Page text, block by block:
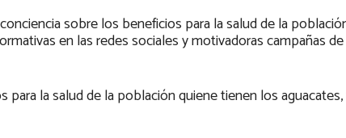
sobre los beneficios para la salud de la
en las redes sociales y motivadoras campañas de
la salud de la población quiene tienen los